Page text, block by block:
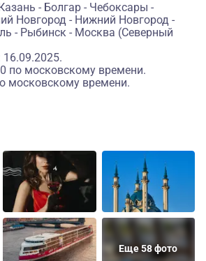
- Болгар - Чебоксары -
Новгород - Нижний Новгород -
- Рыбинск - Москва (Северный
по московскому времени.
московскому времени.
Еще 58 фото